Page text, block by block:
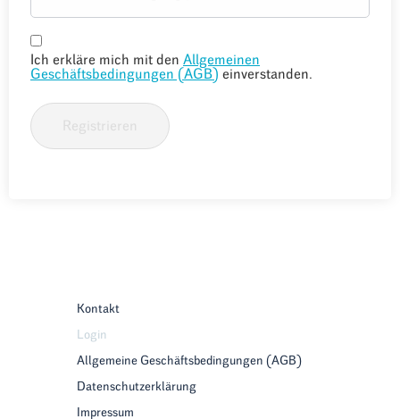
Ich erkläre mich mit den Allgemeinen
Geschäftsbedingungen (AGB) einverstanden.
Registrieren
Kontakt
Login
Allgemeine Geschäftsbedingungen (AGB)
Datenschutzerklärung
Impressum